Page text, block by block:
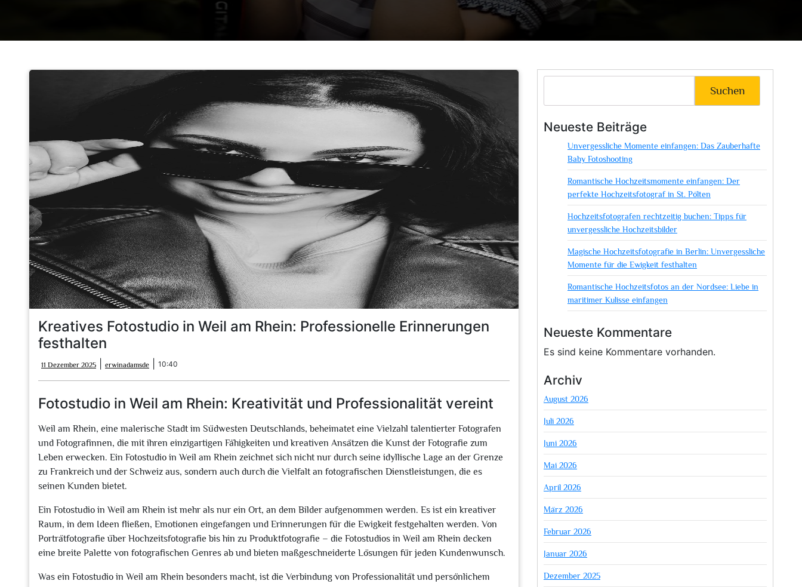
Kreatives Fotostudio in Weil am Rhein: Professionelle Erinnerungen
festhalten
11 Dezember 2025
Dezember
2025
erwinadamsde erwinadamsde
10:40
Fotostudio in Weil am Rhein: Kreativität und Professionalität vereint
Weil am Rhein, eine malerische Stadt im Südwesten Deutschlands, beheimatet eine Vielzahl talentierter Fotografen
und Fotografinnen, die mit ihren einzigartigen Fähigkeiten und kreativen Ansätzen die Kunst der Fotografie zum
Leben erwecken. Ein Fotostudio in Weil am Rhein zeichnet sich nicht nur durch seine idyllische Lage an der Grenze
zu Frankreich und der Schweiz aus, sondern auch durch die Vielfalt an fotografischen Dienstleistungen, die es
seinen Kunden bietet.
Ein Fotostudio in Weil am Rhein ist mehr als nur ein Ort, an dem Bilder aufgenommen werden. Es ist ein kreativer
Raum, in dem Ideen fließen, Emotionen eingefangen und Erinnerungen für die Ewigkeit festgehalten werden. Von
Porträtfotografie über Hochzeitsfotografie bis hin zu Produktfotografie – die Fotostudios in Weil am Rhein decken
eine breite Palette von fotografischen Genres ab und bieten maßgeschneiderte Lösungen für jeden Kundenwunsch.
Was ein Fotostudio in Weil am Rhein besonders macht, ist die Verbindung von Professionalität und persönlichem
Suchen
Neueste Beiträge
Unvergessliche Momente einfangen: Das Zauberhafte
Baby Fotoshooting
Romantische Hochzeitsmomente einfangen: Der
perfekte Hochzeitsfotograf in St. Pölten
Hochzeitsfotografen rechtzeitig buchen: Tipps für
unvergessliche Hochzeitsbilder
Magische Hochzeitsfotografie in Berlin: Unvergessliche
Momente für die Ewigkeit festhalten
Romantische Hochzeitsfotos an der Nordsee: Liebe in
maritimer Kulisse einfangen
Neueste Kommentare
Es sind keine Kommentare vorhanden.
Archiv
August 2026
Juli 2026
Juni 2026
Mai 2026
April 2026
März 2026
Februar 2026
Januar 2026
Dezember 2025